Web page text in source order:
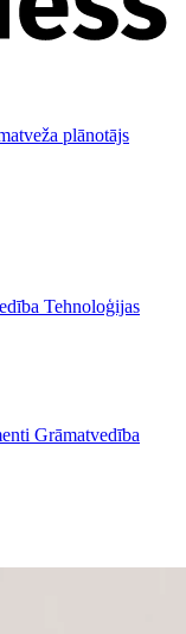
plānotājs
Tehnoloģijas
Grāmatvedība